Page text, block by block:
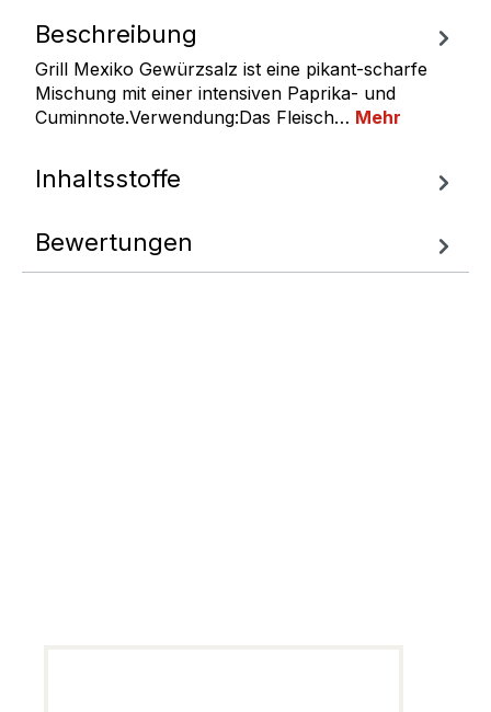
Beschreibung
Grill Mexiko Gewürzsalz ist eine pikant-scharfe
Mischung mit einer intensiven Paprika- und
Cuminnote.Verwendung:Das Fleisch… Mehr
Inhaltsstoffe
Bewertungen